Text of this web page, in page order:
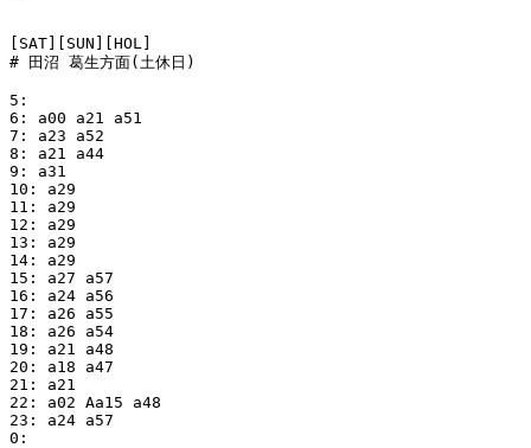
[SAT][SUN][HOL]
# 田沼 葛生方面(土休日)
5:
6: a00 a21 a51
7: a23 a52
8: a21 a44
9: a31
10: a29
11: a29
12: a29
13: a29
14: a29
15: a27 a57
16: a24 a56
17: a26 a55
18: a26 a54
19: a21 a48
20: a18 a47
21: a21
22: a02 Aa15 a48
23: a24 a57
0: